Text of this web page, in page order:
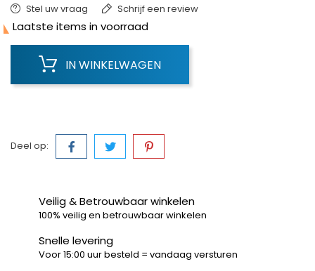
Stel uw vraag Schrijf een review
Laatste items in voorraad
IN WINKELWAGEN
Deel op:
Veilig & Betrouwbaar winkelen
100% veilig en betrouwbaar winkelen
Snelle levering
Voor 15:00 uur besteld = vandaag versturen